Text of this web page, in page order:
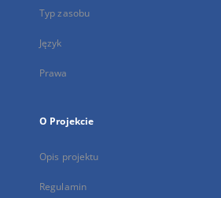
Typ zasobu
Język
Prawa
O Projekcie
Opis projektu
Regulamin